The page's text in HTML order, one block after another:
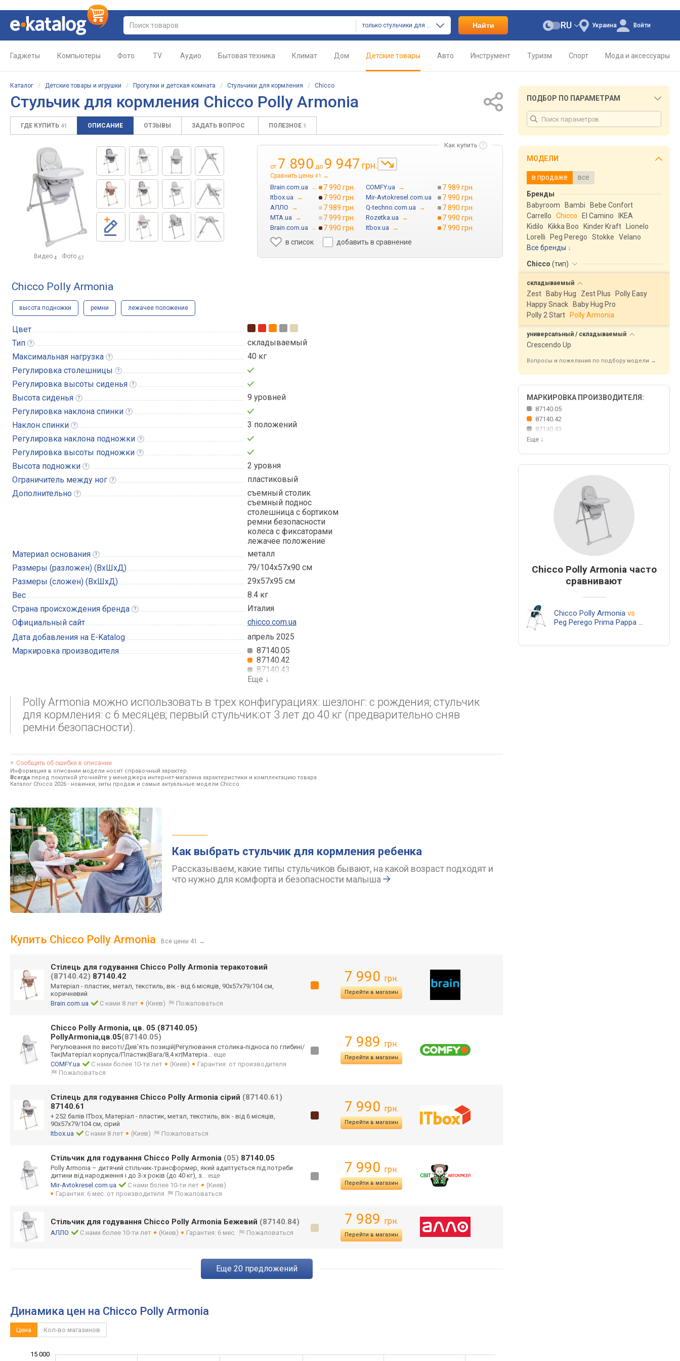
только стульчики для кормления Найти Украина
RU Войти
Гаджеты Компьютеры Фото TV Аудио Бытовая техника Климат Дом Детские товары Авто Инструмент Туризм Спорт Мода и аксессуары
Каталог / Детские товары и игрушки / Прогулки и детская комната / Стульчики для кормления / Chicco
Стульчик для кормления Chicco Polly Armonia
ГДЕ КУПИТЬ 41 ОПИСАНИЕ ОТЗЫВЫ ЗАДАТЬ ВОПРОС ПОЛЕЗНОЕ 1
Видео 4 Фото 67
Как купить
от 7 890 до 9 947 грн.
Сравнить цены 41 →
Brain.com.ua → 7 990 грн. COMFY.ua → 7 989 грн.
Itbox.ua → 7 990 грн. Mir-Avtokresel.com.ua → 7 990 грн.
АЛЛО → 7 989 грн. Q-techno.com.ua → 7 890 грн.
MTA.ua → 7 999 грн. Rozetka.ua → 7 990 грн.
Brain.com.ua → 7 990 грн. Itbox.ua →
7 990 грн.
в список
добавить в сравнение
Chicco Polly Armonia
высота подножки ремни лежачее положение
Цвет
Тип
складываемый
Максимальная нагрузка
40 кг
Регулировка столешницы
Регулировка высоты сиденья
Высота сиденья
9 уровней
Регулировка наклона спинки
Наклон спинки
3 положений
Регулировка наклона подножки
Регулировка высоты подножки
Высота подножки
2 уровня
Ограничитель между ног
пластиковый
Дополнительно
съемный столик
съемный поднос
столешница с бортиком
ремни безопасности
колеса с фиксаторами
лежачее положение
Материал основания
металл
Размеры (разложен) (ВхШхД)
79/104х57х90 см
Размеры (сложен) (ВхШхД)
29х57х95 см
Вес
8.4 кг
Страна происхождения бренда
Италия
Официальный сайт
chicco.com.ua
Дата добавления на E-Katalog
апрель 2025
Маркировка производителя
87140.05
87140.42
87140.43
Еще ↓
Polly Armonia можно использовать в трех конфигурациях: шезлонг: с рождения; стульчик
для кормления: с 6 месяцев; первый стульчик:от 3 лет до 40 кг (предварительно сняв
ремни безопасности).
Сообщить об ошибке в описании
Информация в описании модели носит справочный характер.
Всегда перед покупкой уточняйте у менеджера интернет-магазина характеристики и комплектацию товара
Каталог Chicco 2026 - новинки, хиты продаж и самые актуальные модели Chicco.
Как выбрать стульчик для кормления ребенка
Рассказываем, какие типы стульчиков бывают, на какой возраст подходят и
что нужно для комфорта и безопасности малыша
Купить Chicco Polly Armonia Все цены 41 →
Стілець для годування Chicco Polly Armonia теракотовий
(87140.42) 87140.42
Матеріал - пластик, метал, текстиль, вік - від 6 місяців, 90х57х79/104 см,
коричневий
Brain.com.ua
С нами 8 лет (Киев) Пожаловаться
7 990 грн.
Перейти в магазин
Chicco Polly Armonia, цв. 05 (87140.05)
PollyArmonia,цв.05(87140.05)
Регулювання по висоті/Дев'ять позицій|Регулювання столика-підноса по глибині/
Так|Матеріал корпуса/Пластик|Вага/8,4 кг|Матеріа... еще
COMFY.ua
С нами более 10-ти лет (Киев)
Гарантия: от производителя
Пожаловаться
7 989 грн.
Перейти в магазин
Стілець для годування Chicco Polly Armonia сірий (87140.61)
87140.61
+ 252 балів ITbox, Матеріал - пластик, метал, текстиль, вік - від 6 місяців,
90х57х79/104 см, сірий
Itbox.ua
С нами 8 лет (Киев) Пожаловаться
7 990 грн.
Перейти в магазин
Стільчик для годування Chicco Polly Armonia (05) 87140.05
Polly Armonia – дитячий стільчик-трансформер, який адаптується під потреби
дитини від народження і до 3-х років (до 40 кг), з... еще
Mir-Avtokresel.com.ua
С нами более 10-ти лет
(Киев)
Гарантия: 6 мес. от производителя
Пожаловаться
7 990 грн.
Перейти в магазин
Стільчик для годування Chicco Polly Armonia Бежевий (87140.84)
АЛЛО С нами более 10-ти лет (Киев) Гарантия: 6 мес. Пожаловаться
7 989 грн.
Перейти в магазин
eще 20предложений
Динамика цен на Chicco Polly Armonia
Цена Кол-во магазинов
15 000
ПОДБОР ПО ПАРАМЕТРАМ
МОДЕЛИ
в продаже все
Бренды
Babyroom
Bambi
Bebe Confort
Carrello
Chicco El Camino
IKEA
Kidilo
Kikka Boo Kinder Kraft
Lionelo
Lorelli
Peg Perego Stokke
Velano
Все бренды
Chicco (тип)
складываемый
Zest Baby Hug Zest Plus
Polly Easy
Happy Snack
Baby Hug Pro
Polly 2 Start
Polly Armonia
универсальный / складываемый
Crescendo Up
Вопросы и пожелания по подбору модели →
МАРКИРОВКА ПРОИЗВОДИТЕЛЯ:
87140.05
87140.42
87140.43
Еще ↓
Chicco Polly Armonia часто
сравнивают
Chicco Polly Armonia vs
Peg Perego Prima Pappa Follow Me